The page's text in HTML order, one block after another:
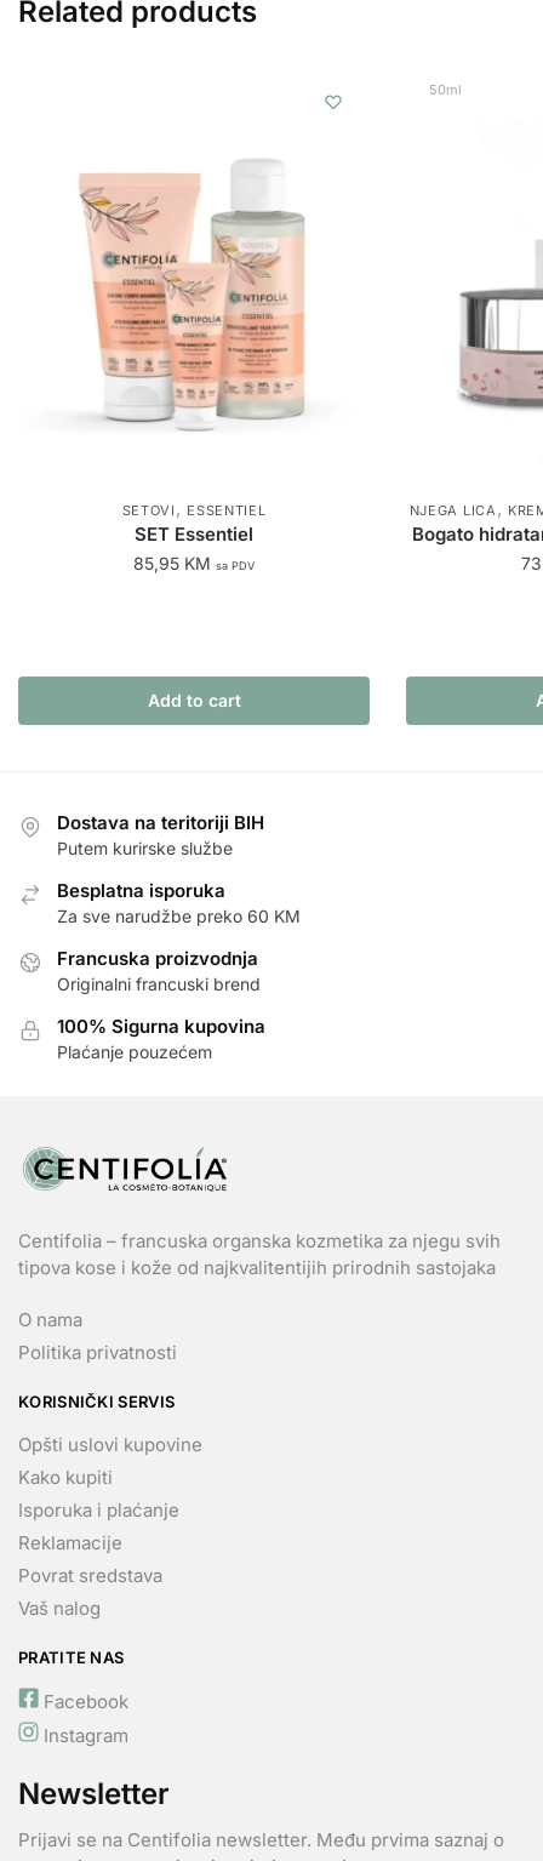
Related products
SETOVI , ESSENTIEL
SET Essentiel
85,95 KM sa PDV
Add to cart
50ml
NJEGA LICA ,
Bogato
Dostava na teritoriji BIH
Putem kurirske službe
Besplatna isporuka
Za sve narudžbe preko 60 KM
Francuska proizvodnja
Originalni francuski brend
100% Sigurna kupovina
Plaćanje pouzećem
Centifolia – francuska organska kozmetika za njegu svih
tipova kose i kože od najkvalitentijih prirodnih sastojaka
O nama
Politika privatnosti
KORISNIČKI SERVIS
Opšti uslovi kupovine
Kako kupiti
Isporuka i plaćanje
Reklamacije
Povrat sredstava
Vaš nalog
PRATITE NAS
Facebook
Instagram
Newsletter
Prijavi se na Centifolia newsletter. Među prvima saznaj o